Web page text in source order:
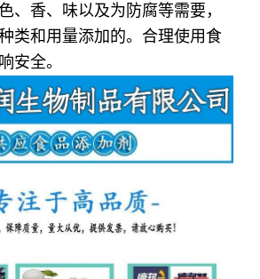
、香、味以及为防腐等需要，
类和用量添加的。合理使用食
安全。